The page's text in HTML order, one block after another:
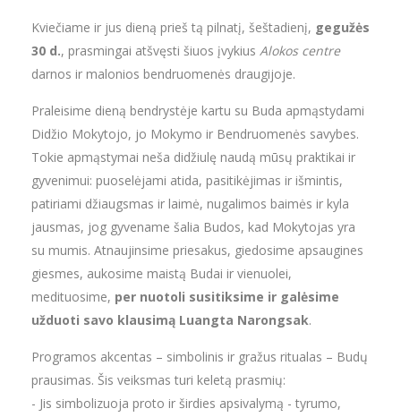
Kviečiame ir jus dieną prieš tą pilnatį, šeštadienį, gegužės
30 d., prasmingai atšvęsti šiuos įvykius Alokos centre
darnos ir malonios bendruomenės draugijoje.
Praleisime dieną bendrystėje kartu su Buda apmąstydami
Didžio Mokytojo, jo Mokymo ir Bendruomenės savybes.
Tokie apmąstymai neša didžiulę naudą mūsų praktikai ir
gyvenimui: puoselėjami atida, pasitikėjimas ir išmintis,
patiriami džiaugsmas ir laimė, nugalimos baimės ir kyla
jausmas, jog gyvename šalia Budos, kad Mokytojas yra
su mumis. Atnaujinsime priesakus, giedosime apsaugines
giesmes, aukosime maistą Budai ir vienuolei,
medituosime, per nuotoli susitiksime ir galėsime
užduoti savo klausimą Luangta Narongsak.
Programos akcentas – simbolinis ir gražus ritualas – Budų
prausimas. Šis veiksmas turi keletą prasmių:
- Jis simbolizuoja proto ir širdies apsivalymą - tyrumo,